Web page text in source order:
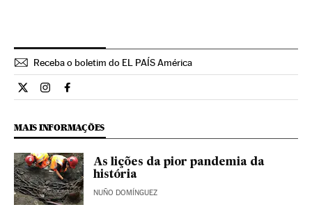
Receba o boletim do EL PAÍS América
Opiniao El País Brasil en Twitter
Opiniao El País Brasil en Instagram
Opiniao El País Brasil en Facebook
MAIS INFORMAÇÕES
As lições da pior pandemia da
história
NUÑO DOMÍNGUEZ